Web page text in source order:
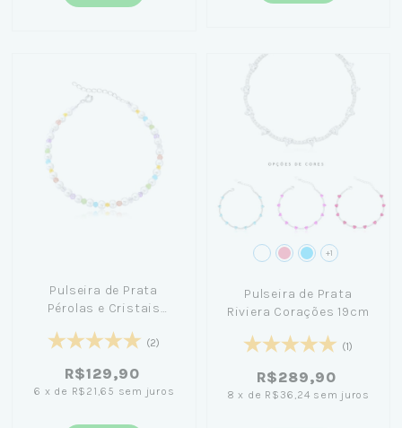
Pulseira de Prata
Pérolas e Cristais
(2)
R$129,90
6 x de R$21,65 sem juros
+1
Pulseira de Prata
Riviera Corações 19cm
(1)
R$289,90
8 x de R$36,24 sem juros